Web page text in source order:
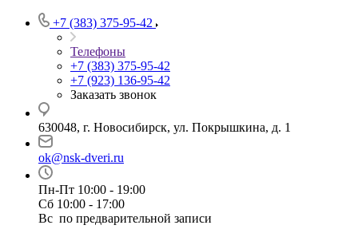
+7 (383) 375-95-42
Телефоны
+7 (383) 375-95-42
+7 (923) 136-95-42
Заказать звонок
630048, г. Новосибирск, ул. Покрышкина, д. 1
ok@nsk-dveri.ru
Пн-Пт 10:00 - 19:00
Сб 10:00 - 17:00
Вс по предварительной записи